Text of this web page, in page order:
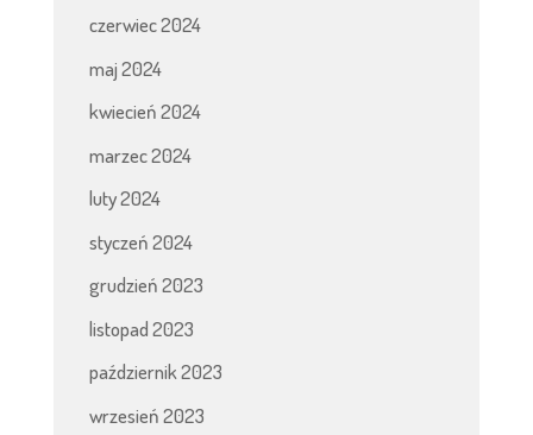
czerwiec 2024
maj 2024
kwiecień 2024
marzec 2024
luty 2024
styczeń 2024
grudzień 2023
listopad 2023
październik 2023
wrzesień 2023